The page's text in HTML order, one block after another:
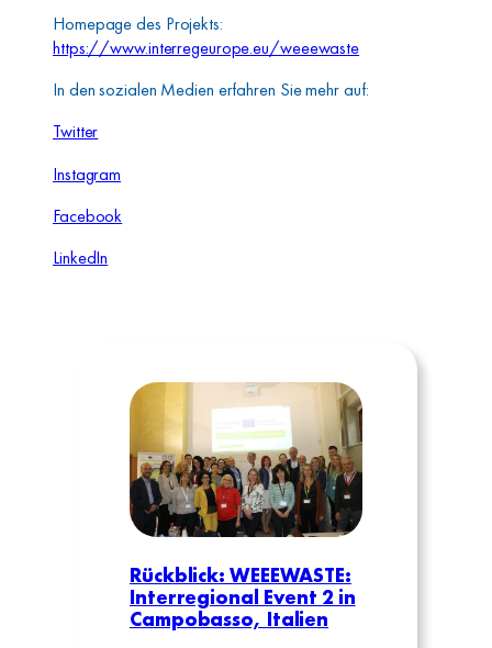
Homepage des Projekts:
https://www.interregeurope.eu/weeewaste
In den sozialen Medien erfahren Sie mehr auf:
Twitter
Instagram
Facebook
LinkedIn
Rückblick: WEEEWASTE:
Interregional Event 2 in
Campobasso, Italien